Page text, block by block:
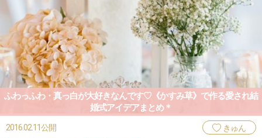
ふわっふわ・真っ白が大好きなんです♡《かすみ草》で作る愛され結
婚式アイデアまとめ＊
2016.02.11公開 きゅん